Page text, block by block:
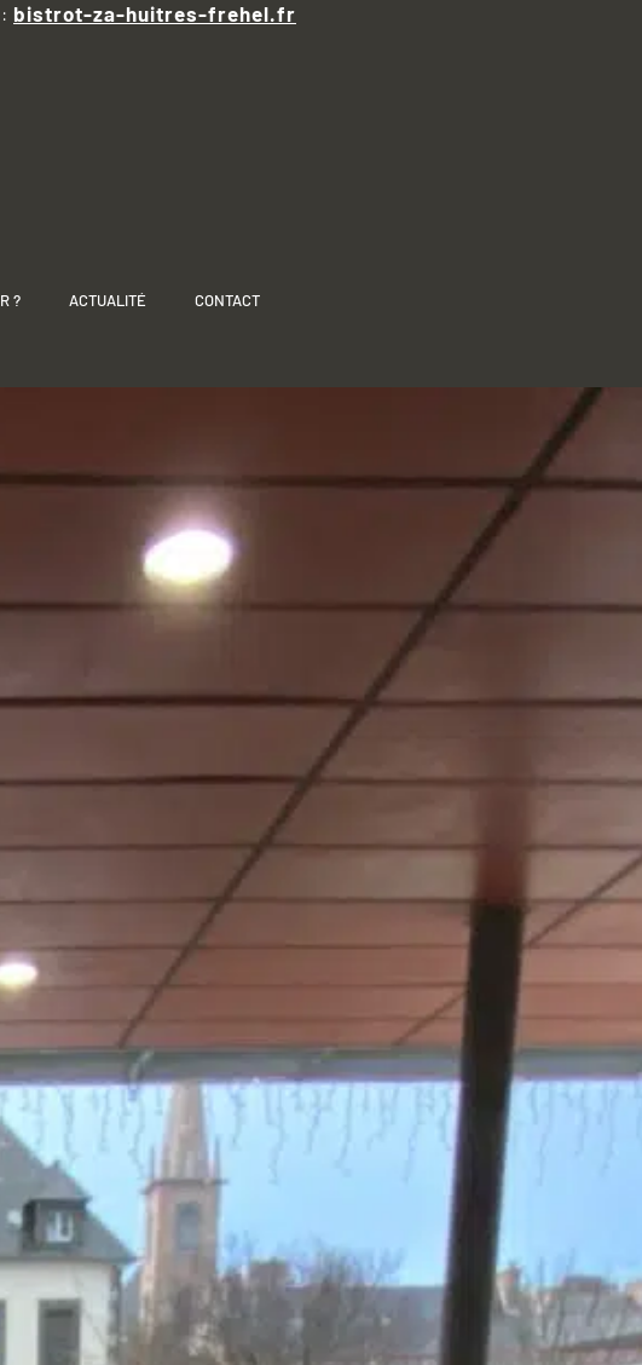
bistrot-za-huitres-frehel.fr
? ACTUALITÉ CONTACT